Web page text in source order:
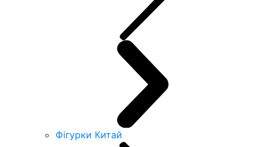
Фігурки Китай